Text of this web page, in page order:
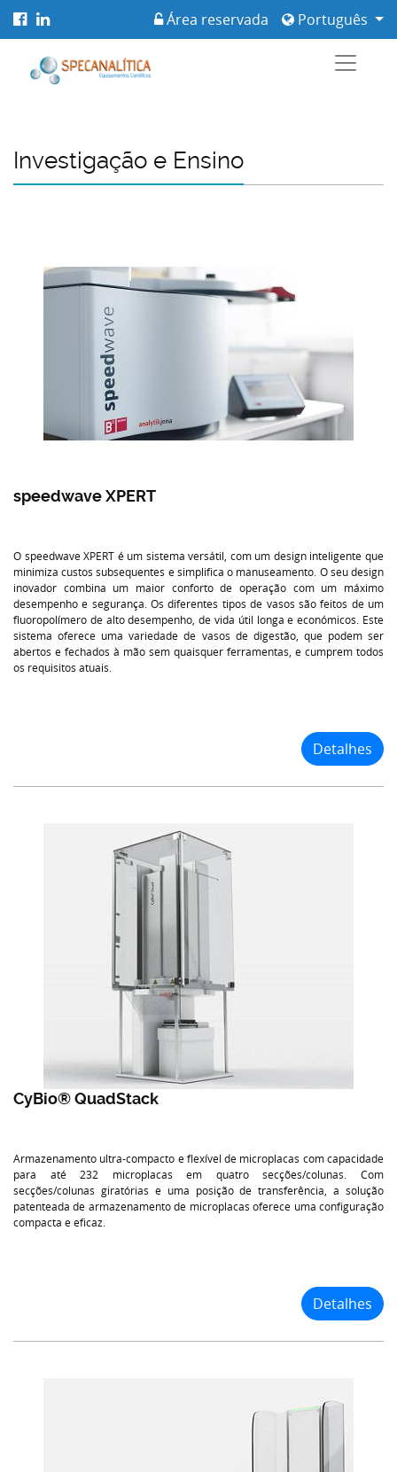
Português
Área reservada
Investigação e Ensino
speedwave XPERT
O speedwave XPERT é um sistema versátil, com um design inteligente que
minimiza custos subsequentes e simplifica o manuseamento. O seu design
inovador combina um maior conforto de operação com um máximo
desempenho e segurança. Os diferentes tipos de vasos são feitos de um
fluoropolímero de alto desempenho, de vida útil longa e económicos. Este
sistema oferece uma variedade de vasos de digestão, que podem ser
abertos e fechados à mão sem quaisquer ferramentas, e cumprem todos
os requisitos atuais.
Detalhes
CyBio® QuadStack
Armazenamento ultra-compacto e flexível de microplacas com capacidade
para até 232 microplacas em quatro secções/colunas. Com
secções/colunas giratórias e uma posição de transferência, a solução
patenteada de armazenamento de microplacas oferece uma configuração
compacta e eficaz.
Detalhes